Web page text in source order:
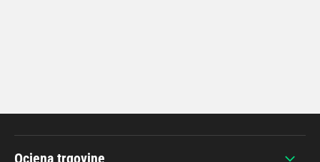
Ocjena trgovine